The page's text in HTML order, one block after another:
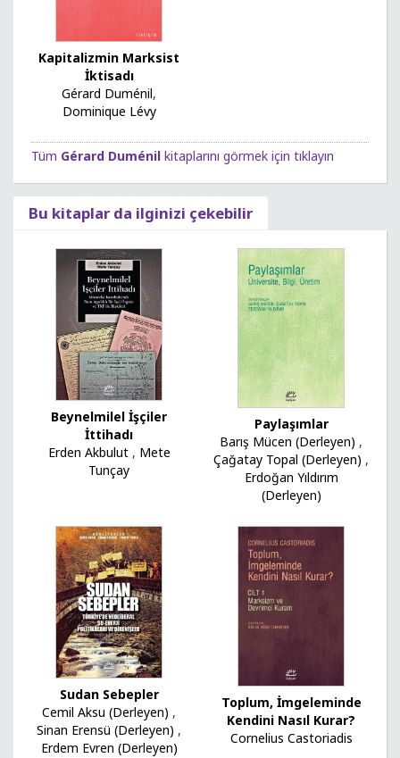
Kapitalizmin Marksist
İktisadı
Gérard Duménil,
Dominique Lévy
Tüm Gérard Duménil kitaplarını görmek için tıklayın
Bu kitaplar da ilginizi çekebilir
Beynelmilel İşçiler
İttihadı
Erden Akbulut, Mete
Tunçay
Paylaşımlar
Barış Mücen (Derleyen) ,
Çağatay Topal (Derleyen) ,
Erdoğan Yıldırım
(Derleyen)
Sudan Sebepler
Cemil Aksu (Derleyen) ,
Sinan Erensü (Derleyen) ,
Erdem Evren (Derleyen)
Toplum, İmgeleminde
Kendini Nasıl Kurar?
Cornelius Castoriadis